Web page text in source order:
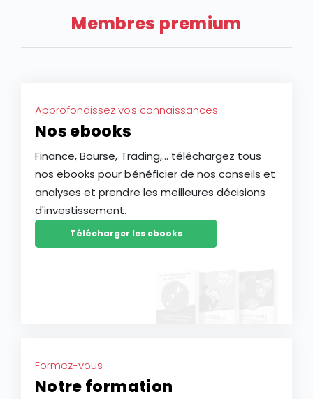
Membres premium
Approfondissez vos connaissances
Nos ebooks
Finance, Bourse, Trading,... téléchargez tous
nos ebooks pour bénéficier de nos conseils et
analyses et prendre les meilleures décisions
d'investissement.
Télécharger les ebooks
Formez-vous
Notre formation